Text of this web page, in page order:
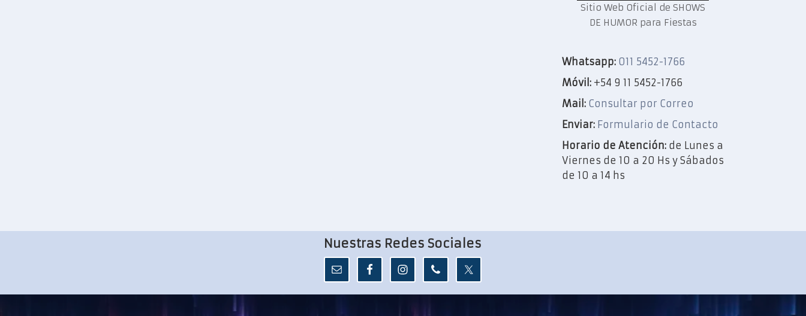
Sitio Web Oficial de SHOWS
DE HUMOR para Fiestas
Whatsapp: 011 5452-1766
Móvil: +54 9 11 5452-1766
Mail: Consultar por Correo
Enviar: Formulario de Contacto
Horario de Atención: de Lunes a
Viernes de 10 a 20 Hs y Sábados
de 10 a 14 hs
Nuestras Redes Sociales